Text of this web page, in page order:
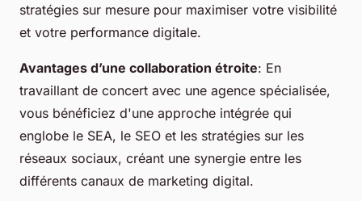
stratégies sur mesure pour maximiser votre visibilité
et votre performance digitale.
Avantages d’une collaboration étroite: En
travaillant de concert avec une agence spécialisée,
vous bénéficiez d'une approche intégrée qui
englobe le SEA, le SEO et les stratégies sur les
réseaux sociaux, créant une synergie entre les
différents canaux de marketing digital.